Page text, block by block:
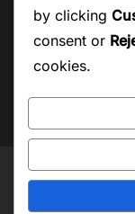
KABARKILAT
Copyright © 2026
by clicking
consent or
cookies.